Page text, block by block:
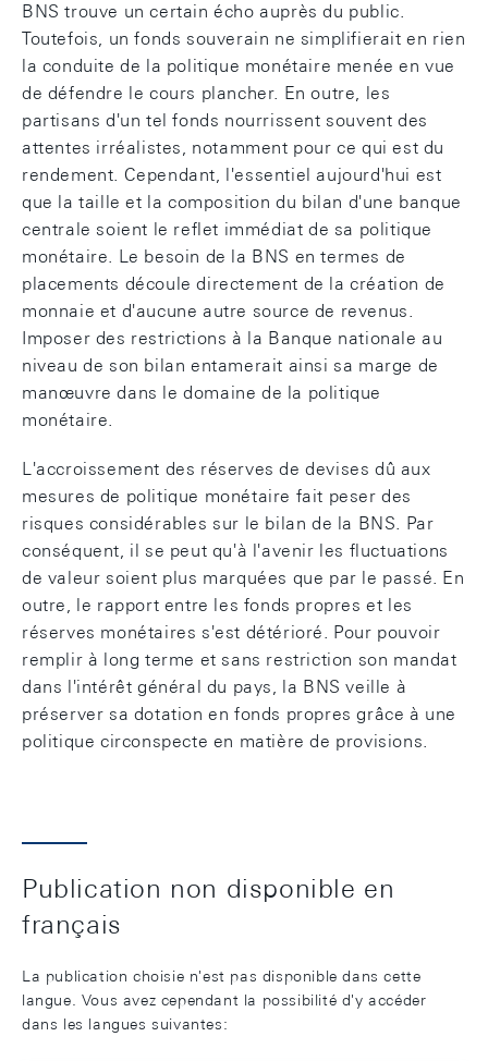
BNS trouve un certain écho auprès du public.
Toutefois, un fonds souverain ne simplifierait en rien
la conduite de la politique monétaire menée en vue
de défendre le cours plancher. En outre, les
partisans d'un tel fonds nourrissent souvent des
attentes irréalistes, notamment pour ce qui est du
rendement. Cependant, l'essentiel aujourd'hui est
que la taille et la composition du bilan d'une banque
centrale soient le reflet immédiat de sa politique
monétaire. Le besoin de la BNS en termes de
placements découle directement de la création de
monnaie et d'aucune autre source de revenus.
Imposer des restrictions à la Banque nationale au
niveau de son bilan entamerait ainsi sa marge de
manœuvre dans le domaine de la politique
monétaire.
L'accroissement des réserves de devises dû aux
mesures de politique monétaire fait peser des
risques considérables sur le bilan de la BNS. Par
conséquent, il se peut qu'à l'avenir les fluctuations
de valeur soient plus marquées que par le passé. En
outre, le rapport entre les fonds propres et les
réserves monétaires s'est détérioré. Pour pouvoir
remplir à long terme et sans restriction son mandat
dans l'intérêt général du pays, la BNS veille à
préserver sa dotation en fonds propres grâce à une
politique circonspecte en matière de provisions.
Publication non disponible en
français
La publication choisie n'est pas disponible dans cette
langue. Vous avez cependant la possibilité d'y accéder
dans les langues suivantes: